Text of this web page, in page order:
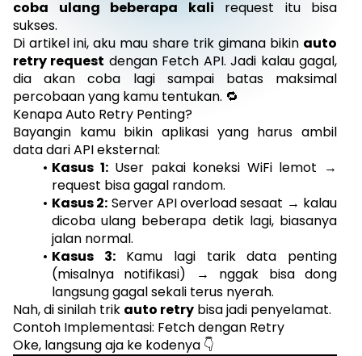
coba ulang beberapa kali request itu bisa
sukses.
Di artikel ini, aku mau share trik gimana bikin auto
retry request dengan Fetch API. Jadi kalau gagal,
dia akan coba lagi sampai batas maksimal
percobaan yang kamu tentukan. 🔁
Kenapa Auto Retry Penting?
Bayangin kamu bikin aplikasi yang harus ambil
data dari API eksternal:
Kasus 1:User pakai koneksi WiFi lemot →
request bisa gagal random.
Kasus 2: Server API overload sesaat → kalau
dicoba ulang beberapa detik lagi, biasanya
jalan normal.
Kasus 3:Kamu lagi tarik data penting
(misalnya notifikasi) → nggak bisa dong
langsung gagal sekali terus nyerah.
Nah, di sinilah trik auto retry bisa jadi penyelamat.
Contoh Implementasi: Fetch dengan Retry
Oke, langsung aja ke kodenya 👇